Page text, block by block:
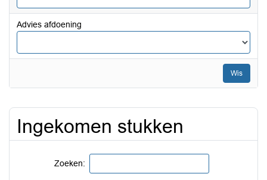
Advies afdoening
Wis
Ingekomen stukken
Zoeken: